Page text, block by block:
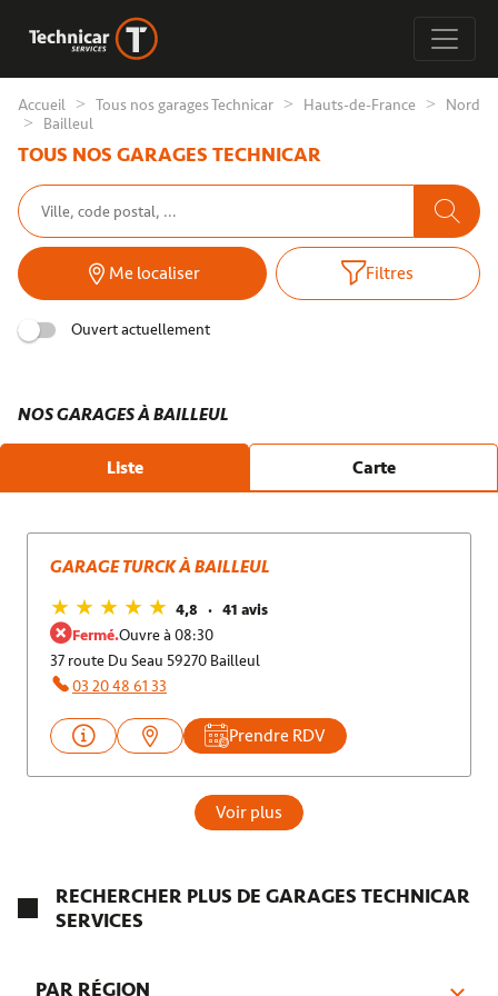
Accueil Tous nos garages Technicar Hauts-de-France
Nord
Bailleul
TOUS NOS GARAGES TECHNICAR
Me localiser Filtres
Ouvert actuellement
NOS GARAGES À BAILLEUL
Liste Carte
GARAGE TURCK À BAILLEUL
4,8
41 avis
Fermé.Ouvre à 08:30
37 route Du Seau 59270 Bailleul
03 20 48 61 33
Prendre RDV
Voir plus
RECHERCHER PLUS DE GARAGES TECHNICAR
SERVICES
PAR RÉGION